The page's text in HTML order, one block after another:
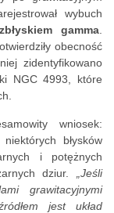
wybuch
gamma
obecność
zidentyfikowano
NGC 4993, które
wniosek:
błysków
i potężnych
dziur.
„Jeśli
grawitacyjnymi
jest układ